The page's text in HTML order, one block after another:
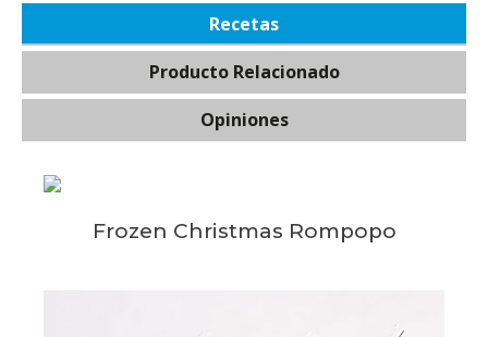
Recetas
Producto Relacionado
Opiniones
Frozen Christmas Rompopo